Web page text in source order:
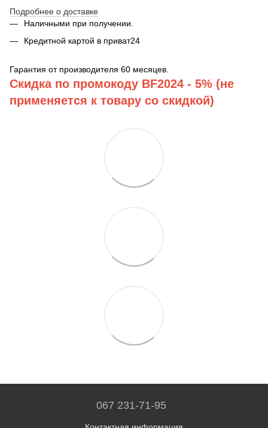
Подробнее о доставке
Наличными при получении.
Кредитной картой в приват24
Гарантия от производителя 60 месяцев.
Скидка по промокоду BF2024 - 5% (не
применяется к товару со скидкой)
067 231-71-95